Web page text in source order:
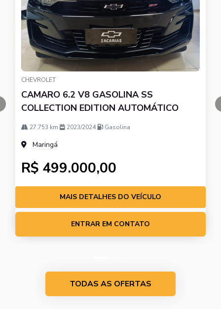
CHEVROLET
CAMARO 6.2 V8 GASOLINA SS
COLLECTION EDITION AUTOMÁTICO
27.753 km 2023/2024 Gasolina
Maringá
R$ 499.000,00
MAIS DETALHES DO VEÍCULO
ENTRAR EM CONTATO
TODAS AS OFERTAS